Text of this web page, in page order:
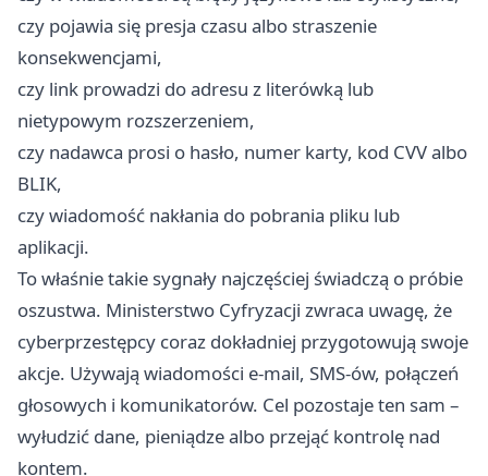
czy pojawia się presja czasu albo straszenie
konsekwencjami,
czy link prowadzi do adresu z literówką lub
nietypowym rozszerzeniem,
czy nadawca prosi o hasło, numer karty, kod CVV albo
BLIK,
czy wiadomość nakłania do pobrania pliku lub
aplikacji.
To właśnie takie sygnały najczęściej świadczą o próbie
oszustwa. Ministerstwo Cyfryzacji zwraca uwagę, że
cyberprzestępcy coraz dokładniej przygotowują swoje
akcje. Używają wiadomości e-mail, SMS-ów, połączeń
głosowych i komunikatorów. Cel pozostaje ten sam –
wyłudzić dane, pieniądze albo przejąć kontrolę nad
kontem.